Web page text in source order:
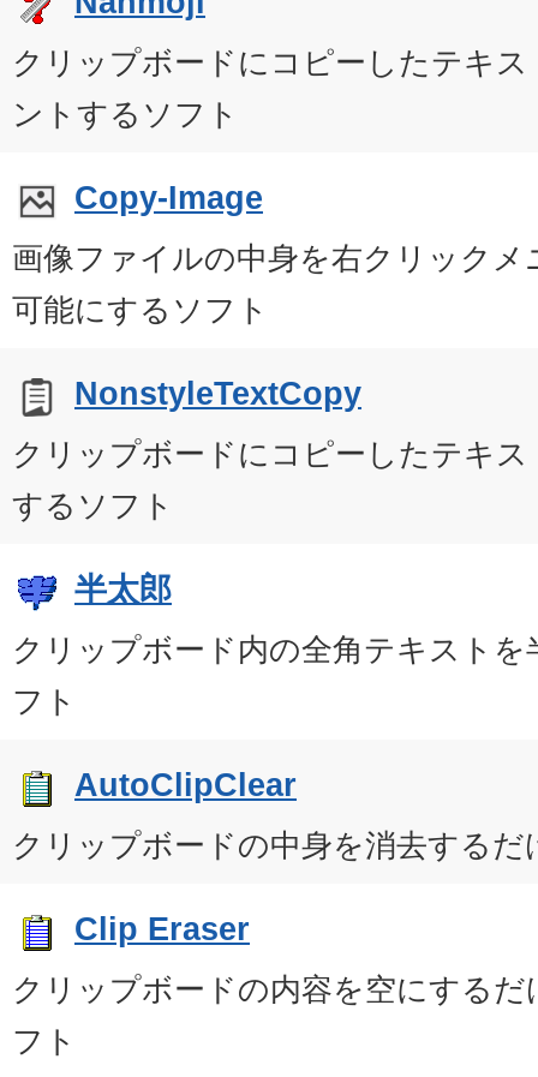
クリップボードにコピーしたテキ
ントするソフト
Copy-Image
画像ファイルの中身を右クリックメ
可能にするソフト
NonstyleTextCopy
クリップボードにコピーしたテキ
するソフト
半太郎
クリップボード内の全角テキストを
フト
AutoClipClear
クリップボードの中身を消去するだ
Clip Eraser
クリップボードの内容を空にする
フト